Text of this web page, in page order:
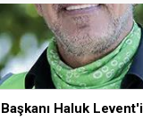
Haluk